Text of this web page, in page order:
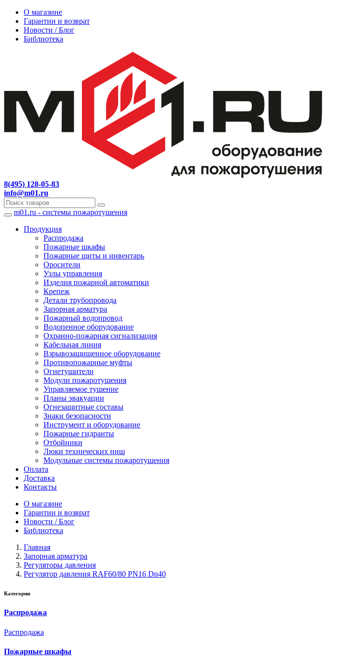
О магазине
Гарантии и возврат
Новости / Блог
Библиотека
8(495) 128-05-83
info@m01.ru
Навигация
m01.ru - системы пожаротушения
Продукция
Распродажа
Пожарные шкафы
Пожарные щиты и инвентарь
Оросители
Узлы управления
Изделия пожарной автоматики
Крепеж
Детали трубопровода
Запорная арматура
Пожарный водопровод
Водопенное оборудование
Охранно-пожарная сигнализация
Кабельная линия
Взрывозащищенное оборудование
Противопожарные муфты
Огнетушители
Модули пожаротушения
Управляемое тушение
Планы эвакуации
Огнезащитные составы
Знаки безопасности
Инструмент и оборудование
Пожарные гидранты
Отбойники
Люки технических ниш
Модульные системы пожаротушения
Оплата
Доставка
Контакты
О магазине
Гарантии и возврат
Новости / Блог
Библиотека
Главная
Запорная арматура
Регуляторы давления
Регулятор давления RAF60/80 PN16 Dn40
Категории
Распродажа
Распродажа
Пожарные шкафы